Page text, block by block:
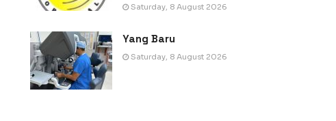
Saturday, 8 August 2026
Yang Baru
Saturday, 8 August 2026